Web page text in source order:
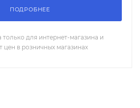
ПОДРОБНЕЕ
только для интернет-магазина и
цен в розничных магазинах